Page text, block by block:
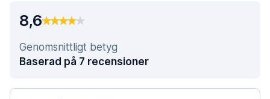
8,6
Genomsnittligt betyg
Baserad på 7 recensioner